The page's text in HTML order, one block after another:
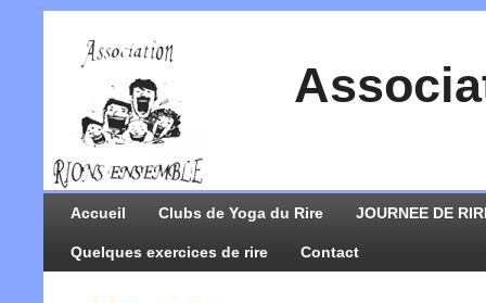
Accueil Clubs de Yoga du Rire JOURNEE DE
Quelques exercices de rire Contact